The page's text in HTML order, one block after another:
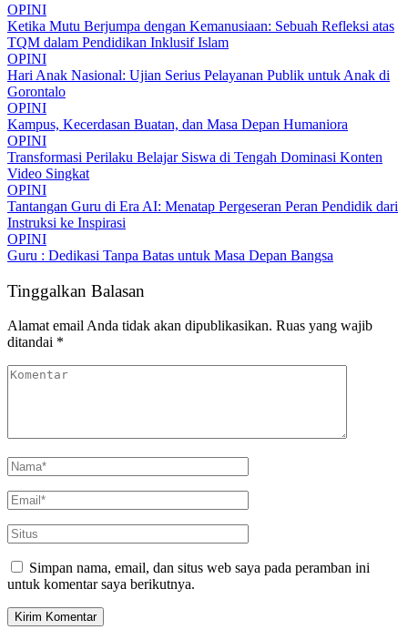
OPINI
Ketika Mutu Berjumpa dengan Kemanusiaan: Sebuah Refleksi atas
TQM dalam Pendidikan Inklusif Islam
OPINI
Hari Anak Nasional: Ujian Serius Pelayanan Publik untuk Anak di
Gorontalo
OPINI
Kampus, Kecerdasan Buatan, dan Masa Depan Humaniora
OPINI
Transformasi Perilaku Belajar Siswa di Tengah Dominasi Konten
Video Singkat
OPINI
Tantangan Guru di Era AI: Menatap Pergeseran Peran Pendidik dari
Instruksi ke Inspirasi
OPINI
Guru : Dedikasi Tanpa Batas untuk Masa Depan Bangsa
Tinggalkan Balasan
Alamat email Anda tidak akan dipublikasikan. Ruas yang wajib
ditandai *
Simpan nama, email, dan situs web saya pada peramban ini
untuk komentar saya berikutnya.